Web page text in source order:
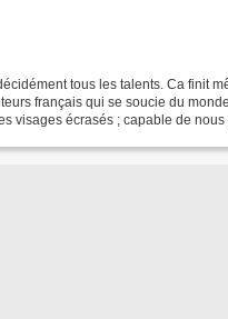
tous les talents. Ca finit
français qui se soucie du
visages écrasés ; capable de